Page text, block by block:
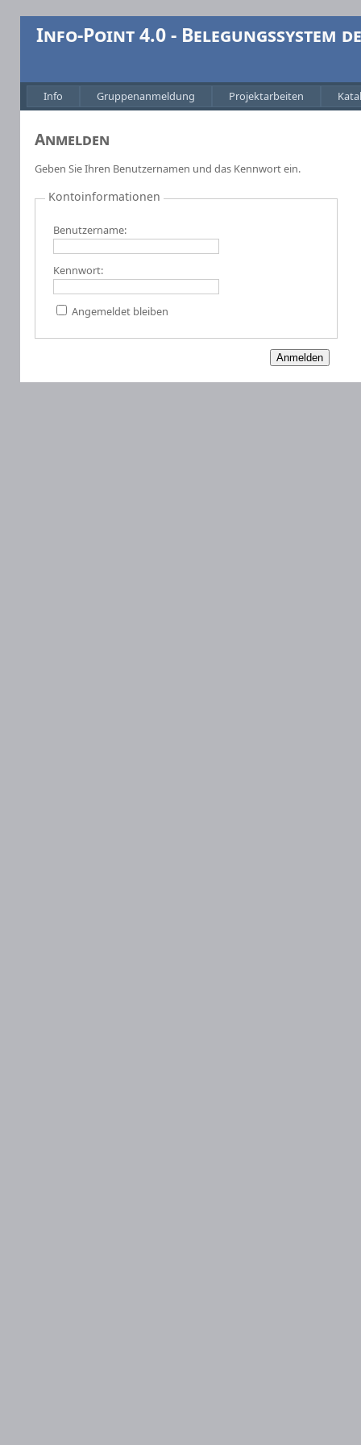
Info-Point 4.0 - Belegungssystem
Info Gruppenanmeldung Projektarbeiten
Anmelden
Geben Sie Ihren Benutzernamen und das Kennwort ein.
Kontoinformationen
Benutzername:
Kennwort:
Angemeldet bleiben